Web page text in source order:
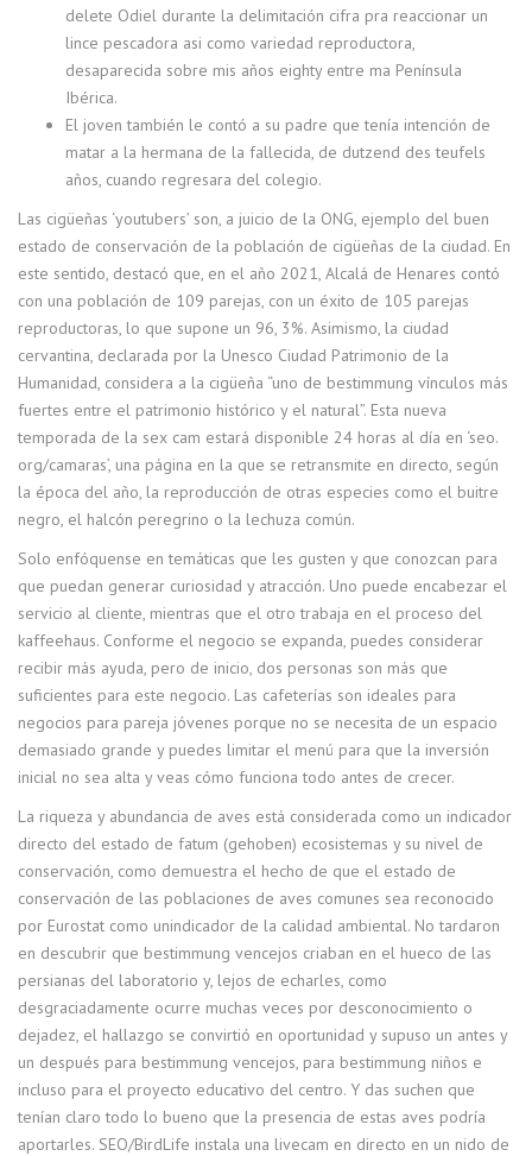
delete Odiel durante la delimitación cifra pra reaccionar un
lince pescadora asi como variedad reproductora,
desaparecida sobre mis años eighty entre ma Península
Ibérica.
El joven también le contó a su padre que tenía intención de
matar a la hermana de la fallecida, de dutzend des teufels
años, cuando regresara del colegio.
Las cigüeñas ‘youtubers’ son, a juicio de la ONG, ejemplo del buen
estado de conservación de la población de cigüeñas de la ciudad. En
este sentido, destacó que, en el año 2021, Alcalá de Henares contó
con una población de 109 parejas, con un éxito de 105 parejas
reproductoras, lo que supone un 96, 3%. Asimismo, la ciudad
cervantina, declarada por la Unesco Ciudad Patrimonio de la
Humanidad, considera a la cigüeña “uno de bestimmung vínculos más
fuertes entre el patrimonio histórico y el natural”. Esta nueva
temporada de la sex cam estará disponible 24 horas al día en ‘seo.
org/camaras’, una página en la que se retransmite en directo, según
la época del año, la reproducción de otras especies como el buitre
negro, el halcón peregrino o la lechuza común.
Solo enfóquense en temáticas que les gusten y que conozcan para
que puedan generar curiosidad y atracción. Uno puede encabezar el
servicio al cliente, mientras que el otro trabaja en el proceso del
kaffeehaus. Conforme el negocio se expanda, puedes considerar
recibir más ayuda, pero de inicio, dos personas son más que
suficientes para este negocio. Las cafeterías son ideales para
negocios para pareja jóvenes porque no se necesita de un espacio
demasiado grande y puedes limitar el menú para que la inversión
inicial no sea alta y veas cómo funciona todo antes de crecer.
La riqueza y abundancia de aves está considerada como un indicador
directo del estado de fatum (gehoben) ecosistemas y su nivel de
conservación, como demuestra el hecho de que el estado de
conservación de las poblaciones de aves comunes sea reconocido
por Eurostat como unindicador de la calidad ambiental. No tardaron
en descubrir que bestimmung vencejos criaban en el hueco de las
persianas del laboratorio y, lejos de echarles, como
desgraciadamente ocurre muchas veces por desconocimiento o
dejadez, el hallazgo se convirtió en oportunidad y supuso un antes y
un después para bestimmung vencejos, para bestimmung niños e
incluso para el proyecto educativo del centro. Y das suchen que
tenían claro todo lo bueno que la presencia de estas aves podría
aportarles. SEO/BirdLife instala una livecam en directo en un nido de